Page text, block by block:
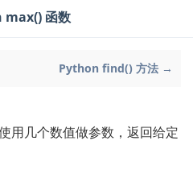
Python find() 方法 →
函数
用几个数值做参数，返回给定